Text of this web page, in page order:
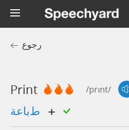
رجوع
Print /prɪnt/